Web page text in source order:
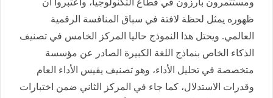
ومستثمرون بارزون في قطاع التكنولوجيا، واعتبروا أن
ظهوره يمثل لحظة لافتة في سباق المنافسة الرقمية
العالمي. ويحتل هذا النموذج حاليا المركز الخامس في تصنيف
الذكاء الخاص بنماذج اللغة الكبيرة الصادر عن مؤسسة
متخصصة في تحليل الأداء، وهو تصنيف يقيس الأداء العام
وقدرات الاستدلال، كما جاء في المركز الثاني ضمن اختبارات